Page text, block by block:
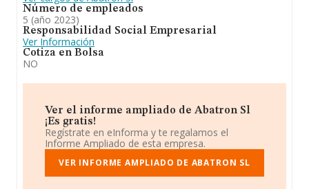
Número de empleados
5 (año 2023)
Responsabilidad Social Empresarial
Ver Información
Cotiza en Bolsa
NO
Ver el informe ampliado de Abatron Sl
¡Es gratis!
Regístrate en eInforma y te regalamos el
Informe Ampliado de esta empresa.
VER INFORME AMPLIADO DE ABATRON SL